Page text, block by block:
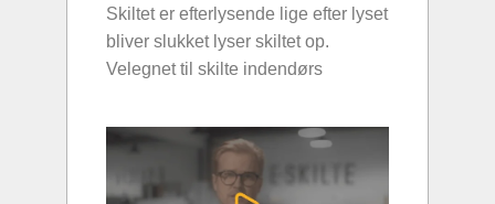
Skiltet er efterlysende lige efter lyset
bliver slukket lyser skiltet op.
Velegnet til skilte indendørs